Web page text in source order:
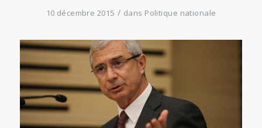
10 décembre 2015 / dans Politique nationale